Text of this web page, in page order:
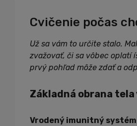
Cvičenie počas
Už sa vám to určite stalo.
zvažovať, či sa vôbec oplatí
prvý pohľad môže zdať a
Základná obrana
Vrodený imunitný systém